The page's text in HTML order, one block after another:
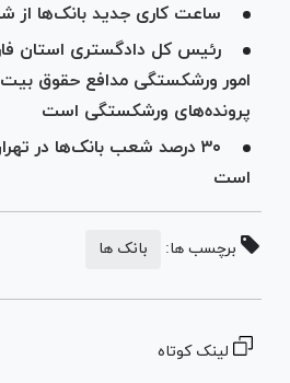
ساعت کاری جدید بانک‌ها از شنبه ۷
رئیس کل دادگستری استان
امور ورشکستگی مدافع حقوق
پرونده‌های ورشکستگی است
۳۰ درصد شعب بانک‌ها در
است
برچسب ها: بانک ها
لینک کوتاه